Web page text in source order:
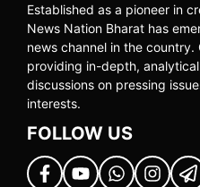
Established as a pioneer in
News Nation Bharat has
news channel in the country.
providing in-depth,
discussions on pressing
interests.
FOLLOW US